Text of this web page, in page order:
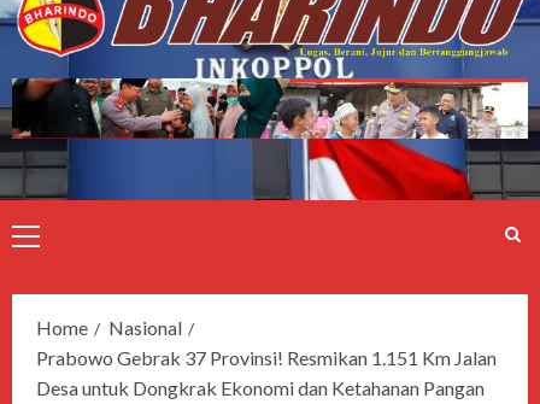
Home
Nasional
Prabowo Gebrak 37 Provinsi! Resmikan 1.151 Km Jalan
Desa untuk Dongkrak Ekonomi dan Ketahanan Pangan